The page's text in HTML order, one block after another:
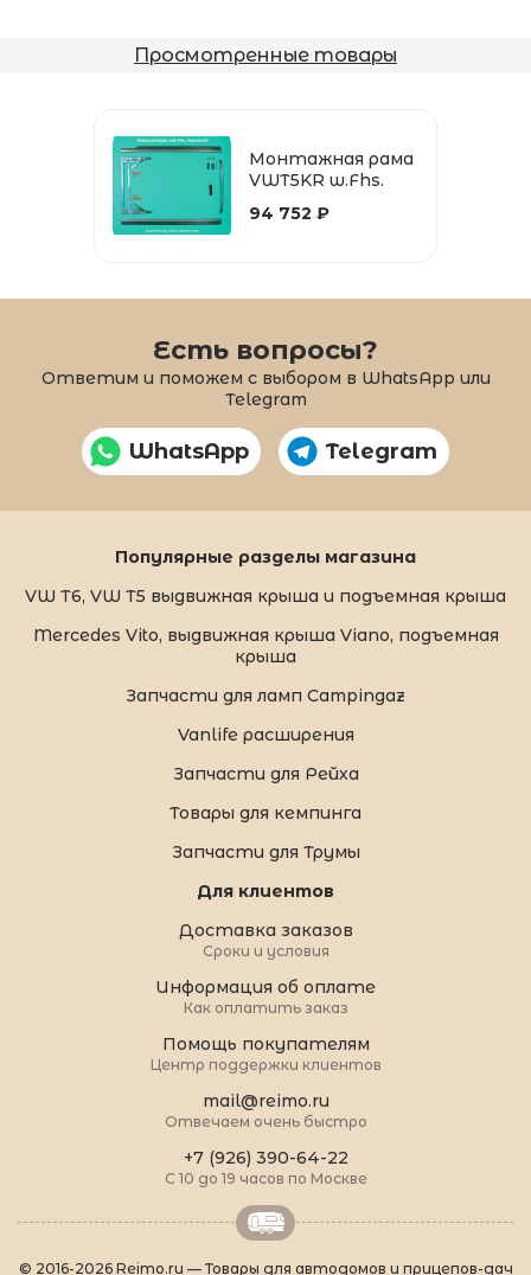
Просмотренные товары
Монтажная рама
VWT5KR w.Fhs.
94 752 ₽
Есть вопросы?
Ответим и поможем с выбором в WhatsApp или
Telegram
WhatsApp Telegram
Популярные разделы магазина
VW T6, VW T5 выдвижная крыша и подъемная крыша
Mercedes Vito, выдвижная крыша Viano, подъемная
крыша
Запчасти для ламп Campingaz
Vanlife расширения
Запчасти для Рейха
Товары для кемпинга
Запчасти для Трумы
Для клиентов
Доставка заказов
Сроки и условия
Информация об оплате
Как оплатить заказ
Помощь покупателям
Центр поддержки клиентов
mail@reimo.ru
Отвечаем очень быстро
+7 (926) 390-64-22
С 10 до 19 часов по Москве
© 2016-2026 Reimo.ru — Товары для автодомов и прицепов-дач